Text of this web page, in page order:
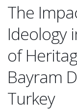
The
Ideology
of
Bayram
Turkey